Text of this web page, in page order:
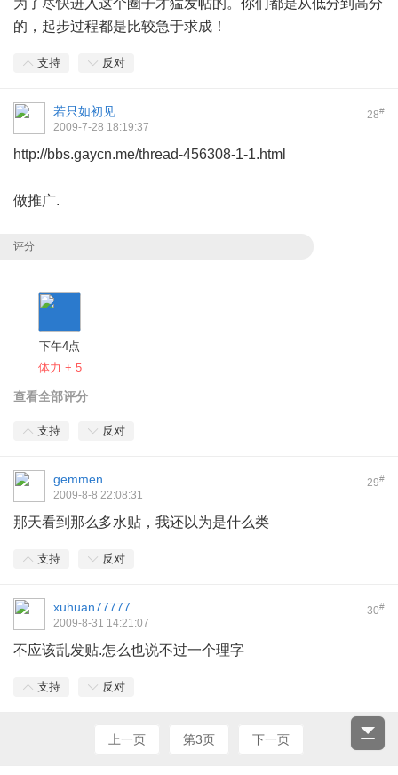
的，起步过程都是比较急于求成！
支持 反对
28#
若只如初见
2009-7-28 18:19:37
http://bbs.gaycn.me/thread-456308-1-1.html
做推广.
评分
下午4点
体力 + 5
查看全部评分
支持 反对
29#
gemmen
2009-8-8 22:08:31
那天看到那么多水贴，我还以为是什么类
支持 反对
30#
xuhuan77777
2009-8-31 14:21:07
不应该乱发贴.怎么也说不过一个理字
支持 反对
上一页 第3页 下一页